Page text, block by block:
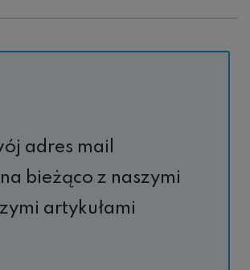
adres mail
bieżąco z naszymi
artykułami